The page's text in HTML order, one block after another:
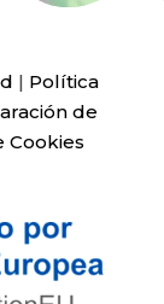
| Política
de
Cookies